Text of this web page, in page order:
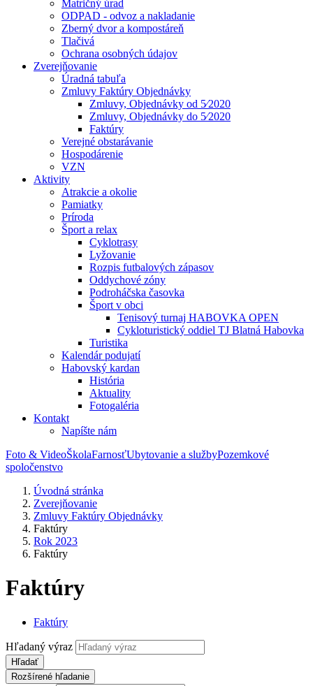
Matričný úrad
ODPAD - odvoz a nakladanie
Zberný dvor a kompostáreň
Tlačivá
Ochrana osobných údajov
Zverejňovanie
Úradná tabuľa
Zmluvy Faktúry Objednávky
Zmluvy, Objednávky od 5⁄2020
Zmluvy, Objednávky do 5⁄2020
Faktúry
Verejné obstarávanie
Hospodárenie
VZN
Aktivity
Atrakcie a okolie
Pamiatky
Príroda
Šport a relax
Cyklotrasy
Lyžovanie
Rozpis futbalových zápasov
Oddychové zóny
Podroháčska časovka
Šport v obci
Tenisový turnaj HABOVKA OPEN
Cykloturistický oddiel TJ Blatná Habovka
Turistika
Kalendár podujatí
Habovský kardan
História
Aktuality
Fotogaléria
Kontakt
Napíšte nám
Foto & VideoŠkolaFarnosťUbytovanie a službyPozemkové
spoločenstvo
Úvodná stránka
Zverejňovanie
Zmluvy Faktúry Objednávky
Faktúry
Rok 2023
Faktúry
Faktúry
Faktúry
Hľadaný výraz
Hľadať
Rozšírené hľadanie